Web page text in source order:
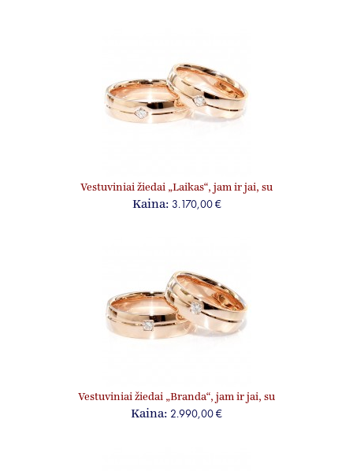
Vestuviniai žiedai „Laikas“, jam ir jai, su
briliantais
Kaina: 3.170,00 €
Vestuviniai žiedai „Branda“, jam ir jai, su
briliantais
Kaina: 2.990,00 €